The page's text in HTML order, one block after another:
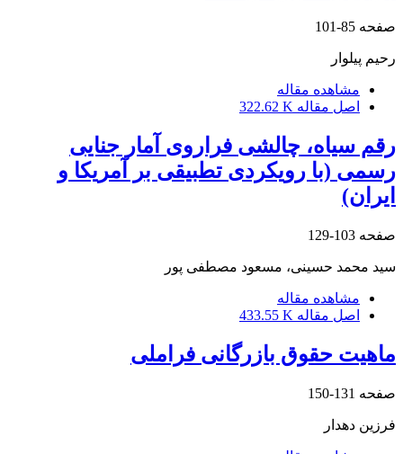
صفحه 85-101
رحیم پیلوار
مشاهده مقاله
اصل مقاله 322.62 K
رقم سیاه، چالشی فراروی آمار جنایی
رسمی (با رویکردی تطبیقی بر آمریکا و
ایران)
صفحه 103-129
سید محمد حسینی، مسعود مصطفی پور
مشاهده مقاله
اصل مقاله 433.55 K
ماهیت حقوق بازرگانی فراملی
صفحه 131-150
فرزین دهدار